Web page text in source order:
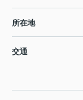
所在地
交通